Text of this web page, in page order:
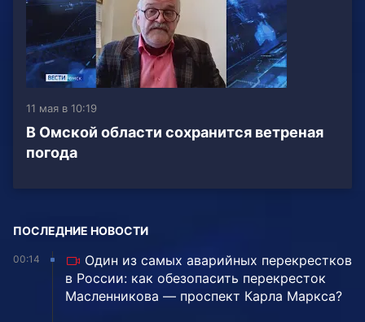
11 мая в 10:19
В Омской области сохранится ветреная
погода
ПОСЛЕДНИЕ НОВОСТИ
00:14
Один из самых аварийных перекрестков
в России: как обезопасить перекресток
Масленникова — проспект Карла Маркса?